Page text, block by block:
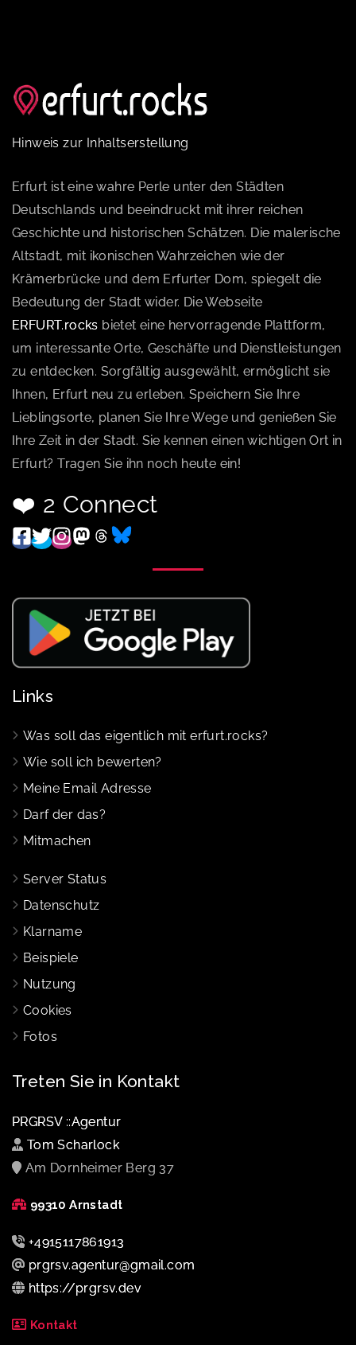
Hinweis zur Inhaltserstellung
Erfurt ist eine wahre Perle unter den Städten
Deutschlands und beeindruckt mit ihrer reichen
Geschichte und historischen Schätzen. Die malerische
Altstadt, mit ikonischen Wahrzeichen wie der
Krämerbrücke und dem Erfurter Dom, spiegelt die
Bedeutung der Stadt wider. Die Webseite
ERFURT.rocks bietet eine hervorragende Plattform,
um interessante Orte, Geschäfte und Dienstleistungen
zu entdecken. Sorgfältig ausgewählt, ermöglicht sie
Ihnen, Erfurt neu zu erleben. Speichern Sie Ihre
Lieblingsorte, planen Sie Ihre Wege und genießen Sie
Ihre Zeit in der Stadt. Sie kennen einen wichtigen Ort in
Erfurt? Tragen Sie ihn noch heute ein!
❤️ 2 Connect
Links
Was soll das eigentlich mit erfurt.rocks?
Wie soll ich bewerten?
Meine Email Adresse
Darf der das?
Mitmachen
Server Status
Datenschutz
Klarname
Beispiele
Nutzung
Cookies
Fotos
Treten Sie in Kontakt
PRGRSV ::Agentur
Tom Scharlock
Am Dornheimer Berg 37
99310 Arnstadt
+4915117861913
prgrsv.agentur@gmail.com
https://prgrsv.dev
Kontakt